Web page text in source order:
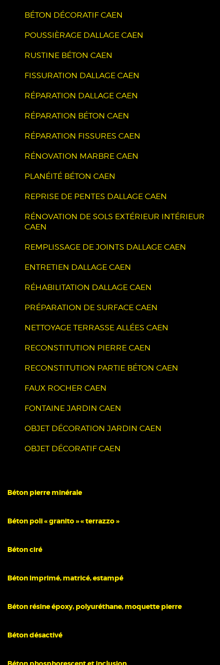
BÉTON DÉCORATIF CAEN
POUSSIÈRAGE DALLAGE CAEN
RUSTINE BÉTON CAEN
FISSURATION DALLAGE CAEN
RÉPARATION DALLAGE CAEN
RÉPARATION BÉTON CAEN
RÉPARATION FISSURES CAEN
RÉNOVATION MARBRE CAEN
PLANÉITÉ BÉTON CAEN
REPRISE DE PENTES DALLAGE CAEN
RÉNOVATION DE SOLS EXTÉRIEUR INTÉRIEUR
CAEN
REMPLISSAGE DE JOINTS DALLAGE CAEN
ENTRETIEN DALLAGE CAEN
RÉHABILITATION DALLAGE CAEN
PRÉPARATION DE SURFACE CAEN
NETTOYAGE TERRASSE ALLÉES CAEN
RECONSTITUTION PIERRE CAEN
RECONSTITUTION PARTIE BÉTON CAEN
FAUX ROCHER CAEN
FONTAINE JARDIN CAEN
OBJET DÉCORATION JARDIN CAEN
OBJET DÉCORATIF CAEN
Béton pierre minérale
Béton poli « granito » « terrazzo »
Béton ciré
Béton imprimé, matricé, estampé
Béton résine époxy, polyuréthane, moquette pierre
Béton désactivé